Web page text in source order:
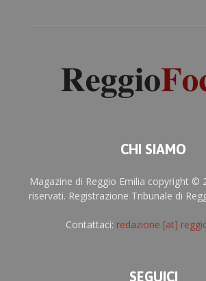
CHI SIAMO
Magazine di Reggio Emilia copyright ©
riservati. Registrazione Tribunale di
Contattaci: redazione [at]
SEGUICI